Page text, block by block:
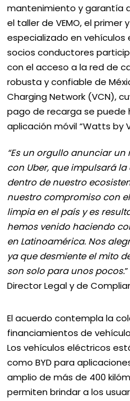
mantenimiento y garantía
el taller de VEMO, el
especializado en vehículos
socios conductores
con el acceso a la red de
robusta y confiable de
Charging Network (VCN),
pago de recarga se puede
aplicación móvil “Watts by
“Es un orgullo anunciar
con Uber, que impulsará
dentro de nuestro
nuestro compromiso con
limpia en el país y es
hemos venido haciendo
en Latinoamérica. Nos
ya que desmiente el mito
son solo para unos pocos.
Director Legal y de
El acuerdo contempla la
financiamientos de
Los vehículos eléctricos
como BYD para
amplio de más de 400
permiten brindar a los